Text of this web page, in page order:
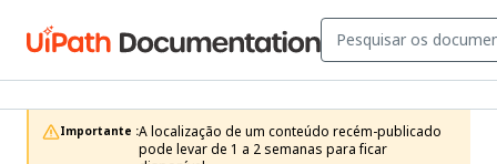
Importante :A localização de um conteúdo recém-publicado
pode levar de 1 a 2 semanas para ficar